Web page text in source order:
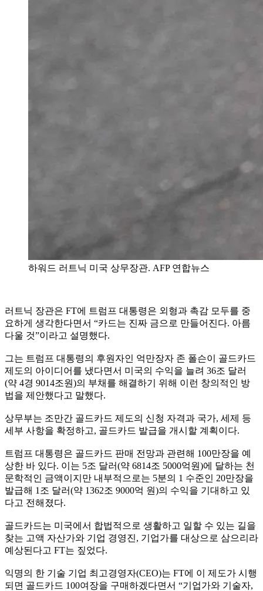
하워드 러트닉 미국 상무장관. AFP 연합뉴스
러트닉 장관은 FT에 트럼프 대통령은 외형과 촉감 모두를 중
요하게 생각한다면서 “카드는 진짜 금으로 만들어진다. 아름
다울 것”이라고 설명했다.
그는 트럼프 대통령의 후원자인 억만장자 존 폴슨이 골드카드
제도의 아이디어를 냈다면서 미국의 수익을 늘려 36조 달러
(약 4경 9014조원)의 부채를 해결하기 위해 이런 창의적인 방
법을 제안했다고 말했다.
상무부는 조만간 골드카드 제도의 신청 자격과 국가, 세제 등
세부 사항을 확정하고, 골드카드 발급을 개시할 계획이다.
트럼프 대통령은 골드카드 판매 전망과 관련해 100만장을 예
상한 바 있다. 이는 5조 달러(약 6814조 5000억원)에 달하는 천
문학적인 금액이지만 내부적으로는 5분의 1 수준인 20만장을
발급해 1조 달러(약 1362조 9000억 원)의 수익을 기대하고 있
다고 전해졌다.
골드카드는 미국에서 합법적으로 생활하고 일할 수 있는 길을
찾는 고액 자산가와 기업 경영진, 기업가를 대상으로 삼으리라
예상된다고 FT는 짚었다.
익명의 한 기술 기업 최고경영자(CEO)는 FT에 이 제도가 시행
되면 골드카드 100여장을 구매하겠다면서 “기업가와 기술자,